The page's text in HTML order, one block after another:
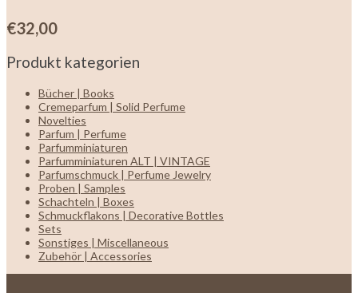
€32,00
Produkt kategorien
Bücher | Books
Cremeparfum | Solid Perfume
Novelties
Parfum | Perfume
Parfumminiaturen
Parfumminiaturen ALT | VINTAGE
Parfumschmuck | Perfume Jewelry
Proben | Samples
Schachteln | Boxes
Schmuckflakons | Decorative Bottles
Sets
Sonstiges | Miscellaneous
Zubehör | Accessories